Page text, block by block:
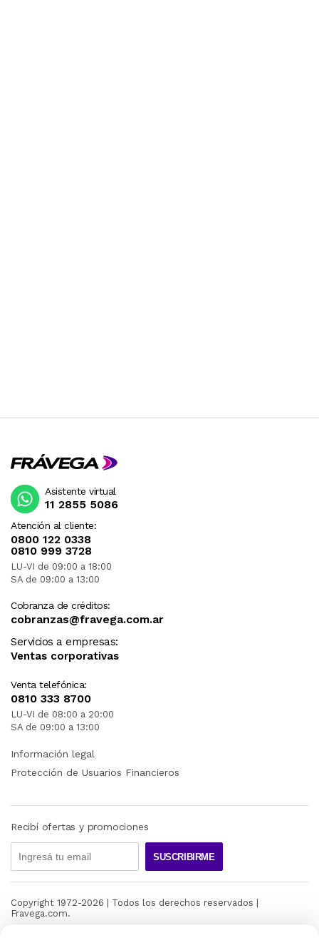
Atención al cliente:
0800 122 0338
0810 999 3728
LU-VI de 09:00 a 18:00
SA de 09:00 a 13:00
Cobranza de créditos:
cobranzas@fravega.com.ar
Servicios a empresas:
Ventas corporativas
Venta telefónica:
0810 333 8700
LU-VI de 08:00 a 20:00
SA de 09:00 a 13:00
Asistente virtual
11 2855 5086
Información legal
Protección de Usuarios Financieros
Recibí ofertas y promociones
SUSCRIBIRME
Copyright 1972-2026 | Todos los derechos reservados |
Fravega.com.